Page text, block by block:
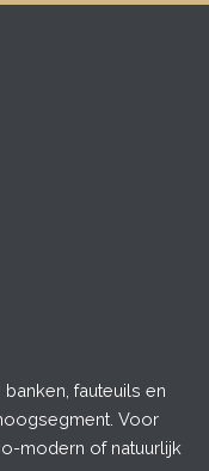
fauteuils en
Voor
modern of natuurlijk